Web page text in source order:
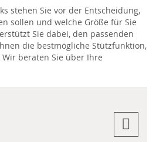
stehen Sie vor der Entscheidung,
sollen und welche Größe für Sie
Sie dabei, den passenden
die bestmögliche Stützfunktion,
beraten Sie über Ihre